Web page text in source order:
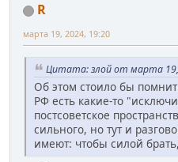
R
марта 19, 2024, 19:20
Цитата: злой от марта 19,
Об этом стоило бы
РФ есть какие-то
постсоветское
сильного, но тут и
имеют: чтобы силой